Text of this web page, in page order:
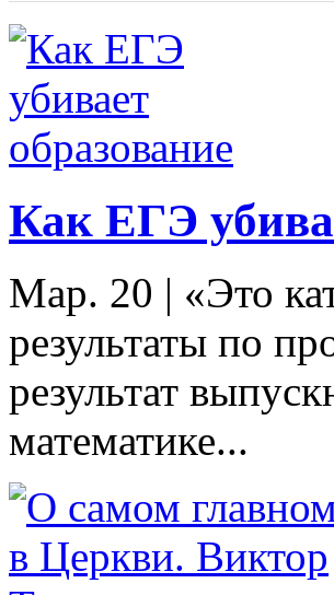
Как ЕГЭ
Мар. 20 | «Это
результаты по
результат
математике...